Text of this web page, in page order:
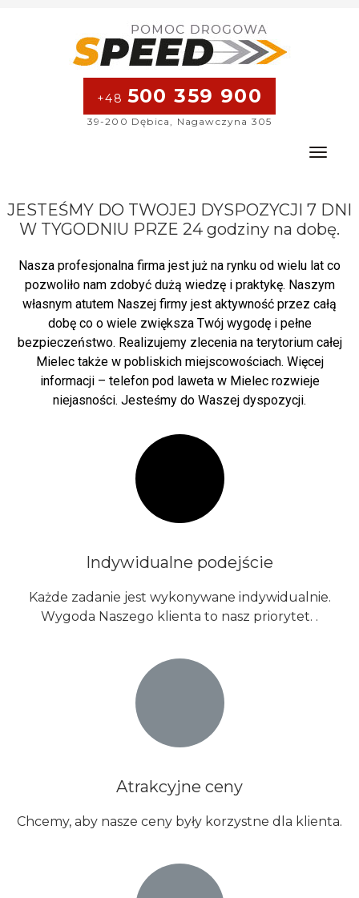
+48 500 359 900
39-200 Dębica, Nagawczyna 305
Toggle
JESTEŚMY DO TWOJEJ DYSPOZYCJI 7 DNI
W TYGODNIU PRZE 24 godziny na dobę.
Nasza profesjonalna firma jest już na rynku od wielu lat co
pozwoliło nam zdobyć dużą wiedzę i praktykę. Naszym
własnym atutem Naszej firmy jest aktywność przez całą
dobę co o wiele zwiększa Twój wygodę i pełne
bezpieczeństwo. Realizujemy zlecenia na terytorium całej
Mielec także w pobliskich miejscowościach. Więcej
informacji – telefon pod laweta w Mielec rozwieje
niejasności. Jesteśmy do Waszej dyspozycji.
Indywidualne podejście
Każde zadanie jest wykonywane indywidualnie.
Wygoda Naszego klienta to nasz priorytet. .
Atrakcyjne ceny
Chcemy, aby nasze ceny były korzystne dla klienta.​